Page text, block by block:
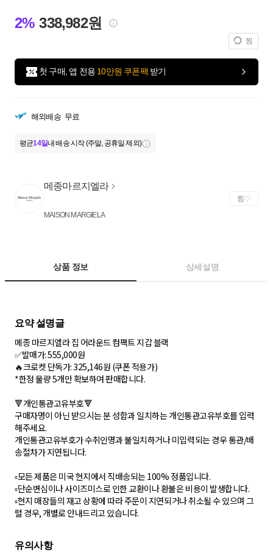
2% 338,982원
찜
첫 구매, 앱 전용 10만원 쿠폰팩 받기
해외배송 무료
평균14일내 배송 시작 (주말, 공휴일 제외)
메종마르지엘라
MAISON MARGIELA
찜
상품 정보 상세설명
요약 설명글
메종 마르지엘라 집 어라운드 컴팩트 지갑 블랙
✅발매가: 555,000원
🔥크로켓 단독가: 325,146원 (쿠폰 적용가)
*한정 물량 5개만 확보하여 판매합니다.
🔻개인통관고유부호🔻
구매자명이 아닌 받으시는 분 성함과 일치하는 개인통관고유부호를 입력
해주세요.
개인통관고유부호가 수취인명과 불일치하거나 미입력되는 경우 통관/배
송절차가 지연됩니다.
▫모든 제품은 미국 현지에서 직배송되는 100% 정품입니다.
▫단순변심이나 사이즈미스로 인한 교환이나 환불은 비용이 발생합니다.
▫현지 매장들의 재고 상황에 따라 주문이 지연되거나 취소될 수 있으며 그
럴 경우, 개별로 안내드리고 있습니다.
유의사항